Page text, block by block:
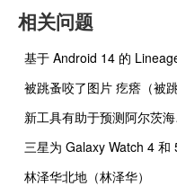
相关问题
新
林泽华北地（林泽华）